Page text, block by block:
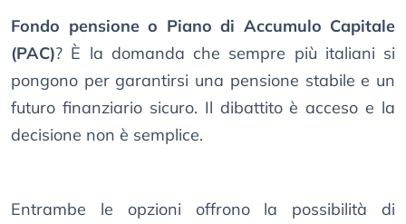
Fondo pensione o Piano di Accumulo Capitale
(PAC)? È la domanda che sempre più italiani si
pongono per garantirsi una pensione stabile e un
futuro finanziario sicuro. Il dibattito è acceso e la
decisione non è semplice.
Entrambe le opzioni offrono la possibilità di